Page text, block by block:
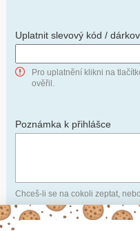
Uplatnit slevový kód /
Pro uplatnění klikni na
ověřil.
Poznámka k přihlášce
Chceš-li se na cokoli zeptat,
Anonymní profil –